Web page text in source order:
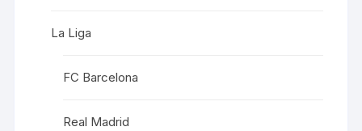
La Liga
FC Barcelona
Real Madrid